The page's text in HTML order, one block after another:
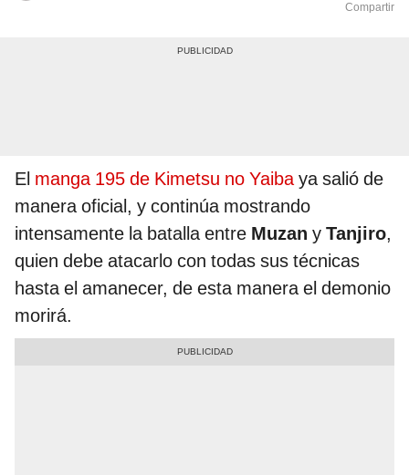
Compartir
El manga 195 de Kimetsu no Yaibaya salió de
manera oficial, y continúa mostrando
intensamente la batalla entre Muzan y Tanjiro,
quien debe atacarlo con todas sus técnicas
hasta el amanecer, de esta manera el demonio
morirá.